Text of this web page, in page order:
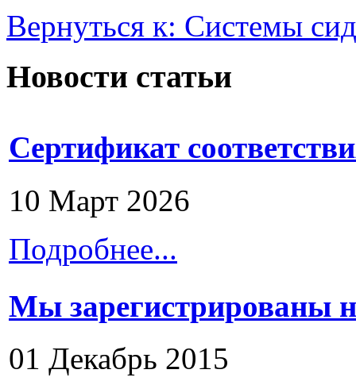
Вернуться к: Системы
Новости статьи
Сертификат
10 Март 2026
Подробнее...
Мы зарегистрированы
01 Декабрь 2015